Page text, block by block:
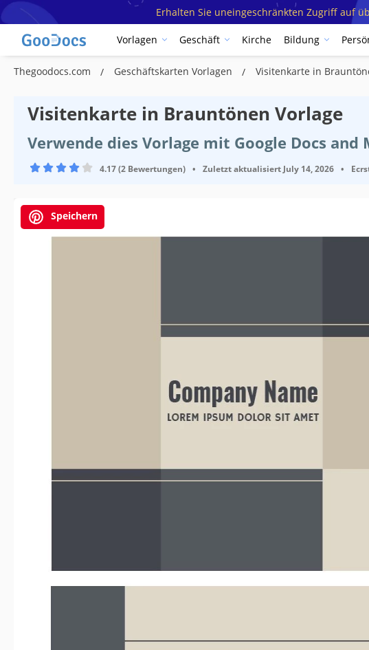
Erhalten Sie uneingeschränkten Zugriff auf
Vorlagen Geschäft Kirche Bildung
Thegoodocs.com Geschäftskarten Vorlagen Visitenkarte in
Visitenkarte in Brauntönen Vorlage
Verwende dies Vorlage mit Google Docs
4.17 (2 Bewertungen) • Zuletzt aktualisiert July 14, 2026 •
Speichern